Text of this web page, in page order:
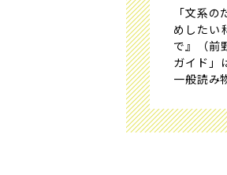
「文系
めしたい
で』（前
ガイド」
一般読み